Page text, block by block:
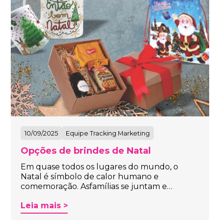
10/09/2025 Equipe Tracking Marketing
Opções de brindes de Natal
Em quase todos os lugares do mundo, o
Natal é símbolo de calor humano e
comemoração. Asfamílias se juntam e…
Leia mais >